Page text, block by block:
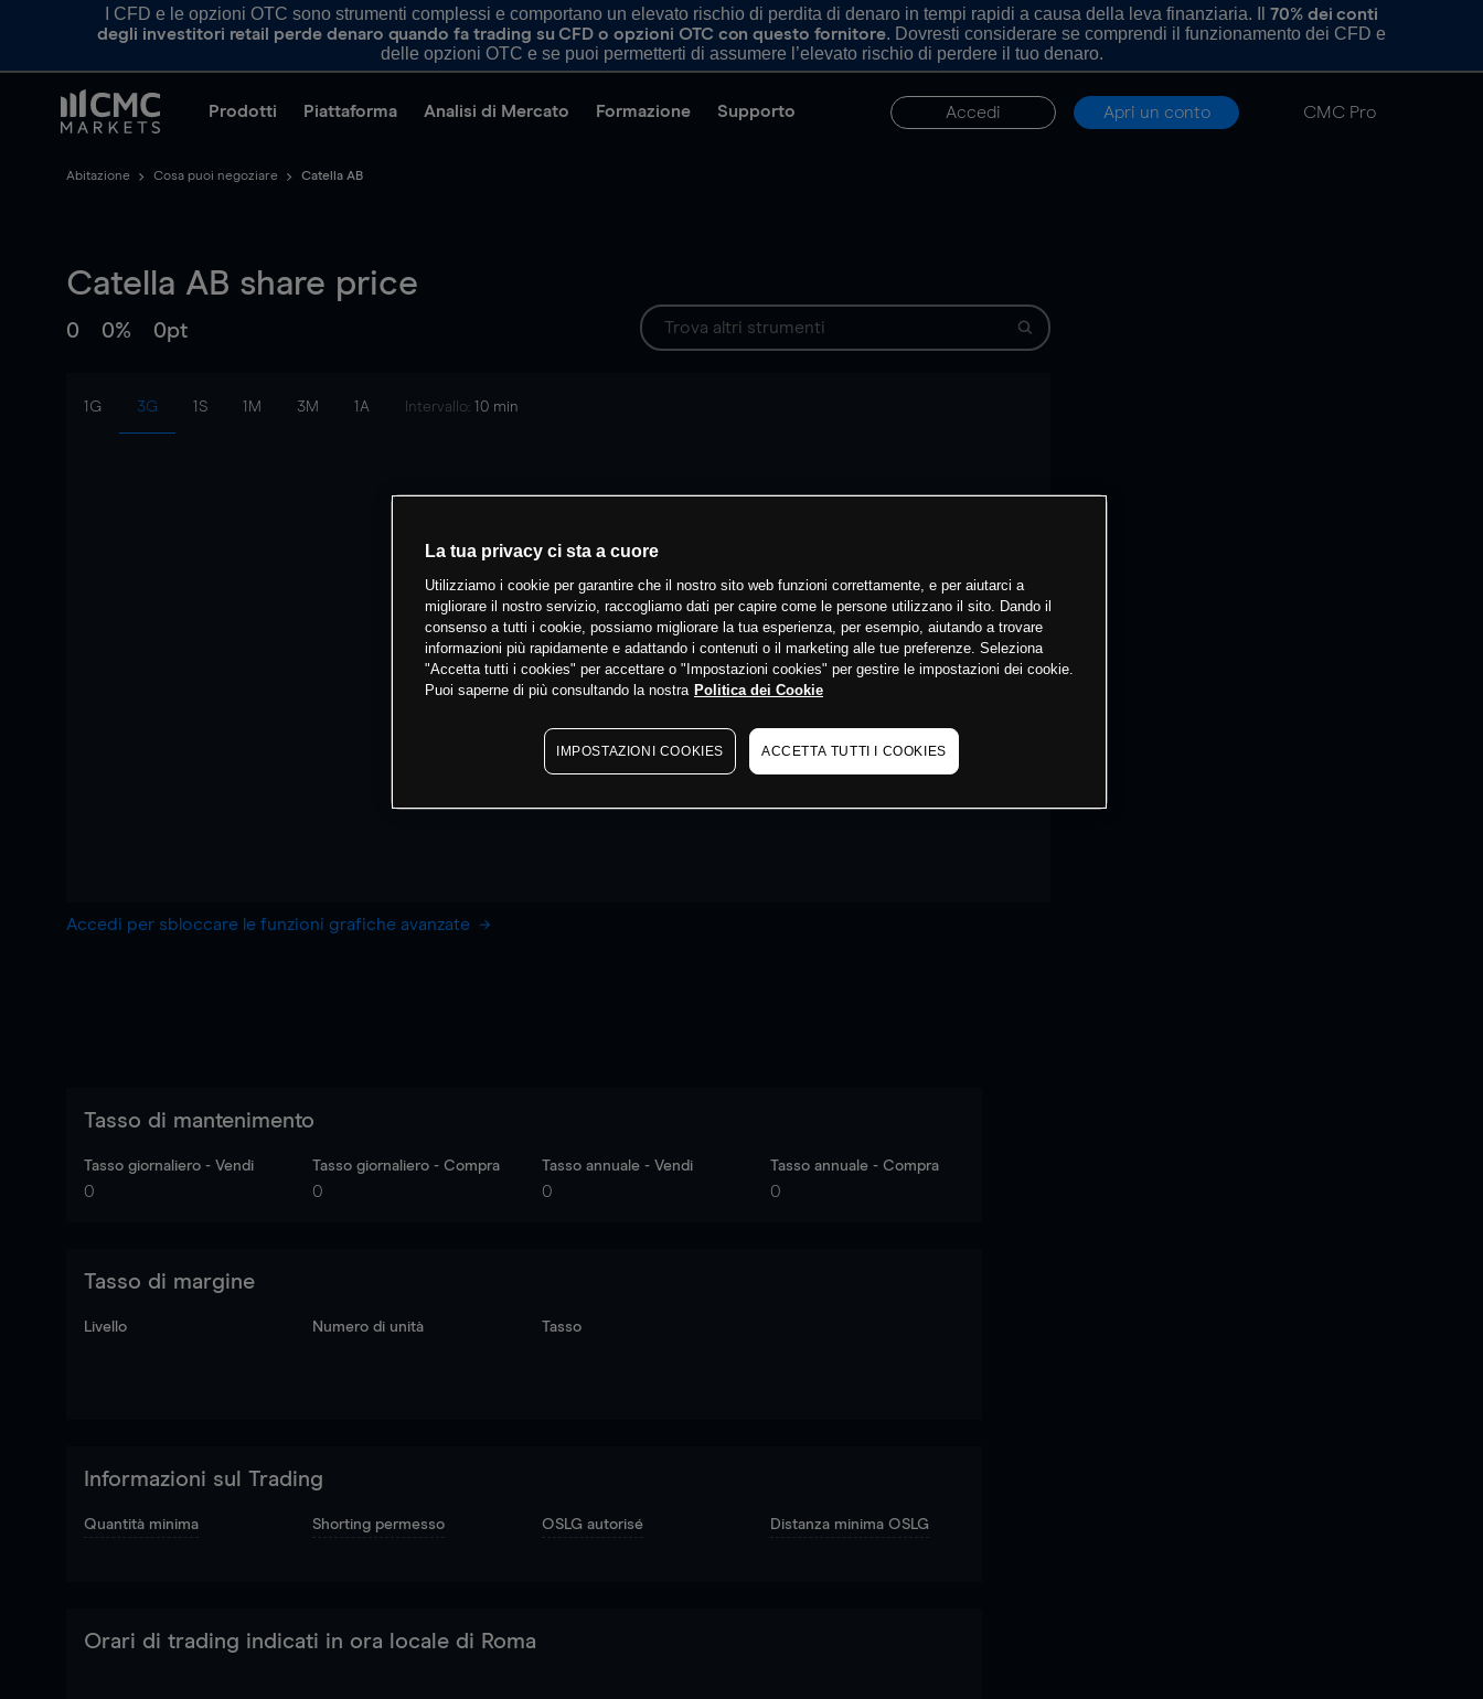
I CFD e le opzioni OTC sono strumenti complessi e comportano un elevato rischio di perdita di denaro in tempi rapidi a causa della leva finanziaria. Il 70% dei conti
degli investitori retail perde denaro quando fa trading su CFD o opzioni OTC con questo fornitore. Dovresti considerare se comprendi il funzionamento dei CFD e
delle opzioni OTC e se puoi permetterti di assumere l’elevato rischio di perdere il tuo denaro.
Prodotti Piattaforma Analisi di Mercato Formazione Supporto Accedi Apri un conto CMC Pro
Abitazione Cosa puoi negoziare Catella AB
Catella AB share price
0 0% 0pt
1G 3G 1S 1M 3M 1A Intervallo: 10 min
Accedi per sbloccare le funzioni grafiche avanzate
Tasso di mantenimento
Tasso giornaliero - Vendi
0
Tasso giornaliero - Compra
0
Tasso annuale - Vendi
0
Tasso annuale - Compra
0
Tasso di margine
Livello Numero di unità Tasso
Informazioni sul Trading
Quantità minima Shorting permesso OSLG autorisé Distanza minima OSLG
Orari di trading indicati in ora locale di Roma
La tua privacy ci sta a cuore
Utilizziamo i cookie per garantire che il nostro sito web funzioni correttamente, e per aiutarci a
migliorare il nostro servizio, raccogliamo dati per capire come le persone utilizzano il sito. Dando il
consenso a tutti i cookie, possiamo migliorare la tua esperienza, per esempio, aiutando a trovare
informazioni più rapidamente e adattando i contenuti o il marketing alle tue preferenze. Seleziona
"Accetta tutti i cookies" per accettare o "Impostazioni cookies" per gestire le impostazioni dei cookie.
Puoi saperne di più consultando la nostra Politica dei Cookie
IMPOSTAZIONI COOKIES ACCETTA TUTTI I COOKIES